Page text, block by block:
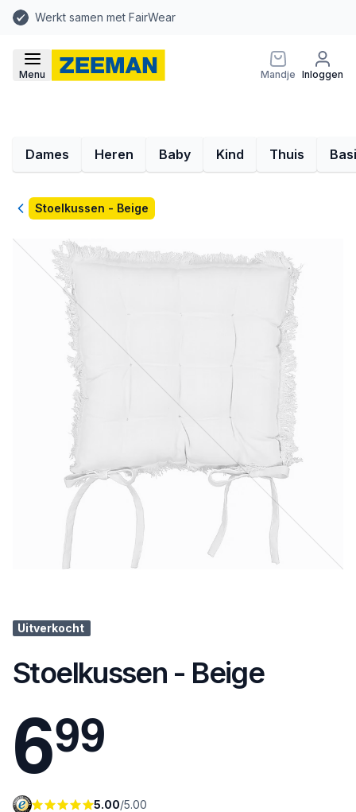
Werkt samen met FairWear
Menu Mandje Inloggen
Dames Heren Baby Kind Thuis
TerugStoelkussen - Beige
Uitverkocht
Stoelkussen - Beige
699
5.00/5.00